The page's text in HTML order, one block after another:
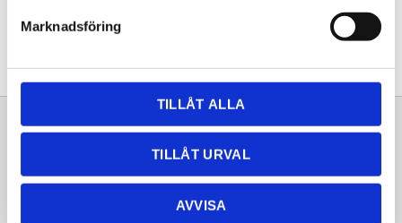
Marknadsföring
TILLÅT ALLA
TILLÅT URVAL
AVVISA
Sortiment Information
Frågor & svar